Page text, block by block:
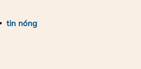
tin nóng